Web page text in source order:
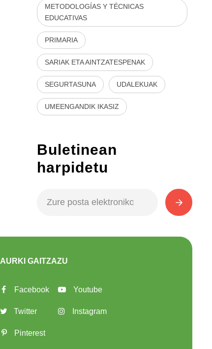
METODOLOGÍAS Y TÉCNICAS
EDUCATIVAS
PRIMARIA
SARIAK ETA AINTZATESPENAK
SEGURTASUNA UDALEKUAK
UMEENGANDIK IKASIZ
Buletinean
harpidetu
AURKI GAITZAZU
Facebook
Twitter
Pinterest
Youtube
Instagram